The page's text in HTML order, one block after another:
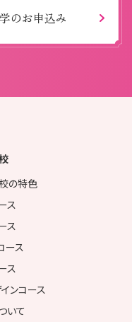
のお申込み
の特色
ス
ス
ース
ス
ンコース
いて